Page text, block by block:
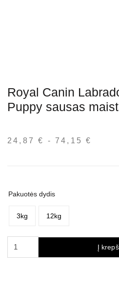
Royal Canin
Puppy sausas
24,87€ - 74,15€
Pakuotės dydis
3kg 12kg
produkto
Į